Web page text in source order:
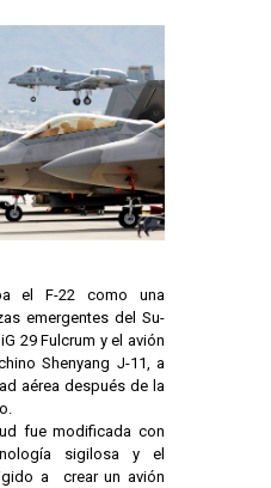
el F-22 como una
emergentes del Su-
29 Fulcrum y el avión
Shenyang J-11, a
aérea después de la
fue modificada con
sigilosa y el
a crear un avión